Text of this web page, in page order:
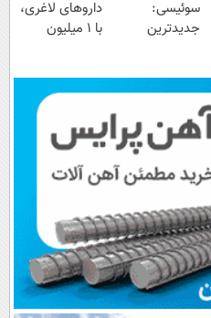
سوئیسی:
جدیدترین
پرداخت قسطی
داروهای لاغری،
با ۱ میلیون